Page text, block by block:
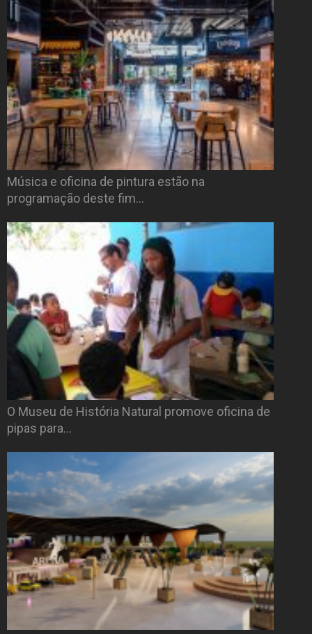
Música e oficina de pintura estão na
programação deste fim…
O Museu de História Natural promove oficina de
pipas para…